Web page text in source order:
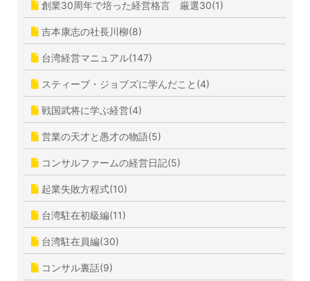
創業30周年で培った経営格言 厳選30(1)
吉本康志の社長川柳(8)
台湾経営マニュアル(147)
スティーブ・ジョブズに学んだこと(4)
戦国武将に学ぶ経営(4)
営業の天才と愚才の物語(5)
コンサルファームの経営日記(5)
起業失敗方程式(10)
台湾駐在初級編(11)
台湾駐在員編(30)
コンサル裏話(9)